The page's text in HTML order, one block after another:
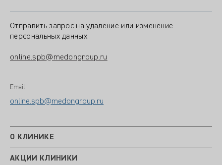
Отправить запрос на удаление или изменение
персональных данных:
online.spb@medongroup.ru
Email:
online.spb@medongroup.ru
О КЛИНИКЕ
АКЦИИ КЛИНИКИ